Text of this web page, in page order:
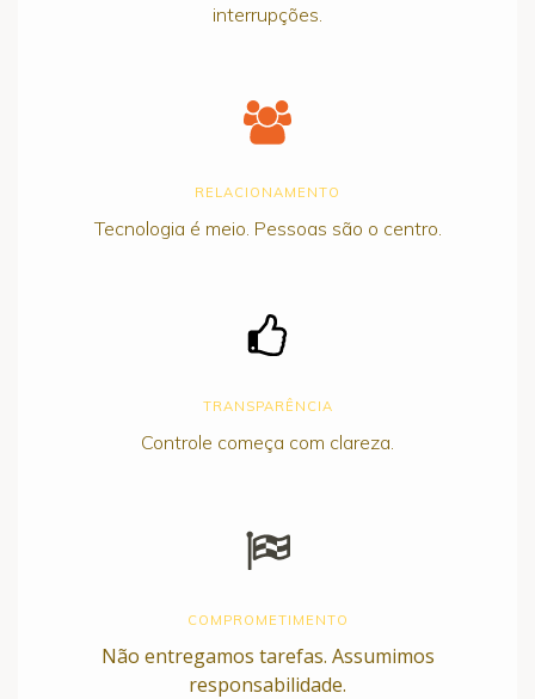
interrupções.
RELACIONAMENTO
Tecnologia é meio. Pessoas são o centro.
TRANSPARÊNCIA
Controle começa com clareza.
COMPROMETIMENTO
Não entregamos tarefas. Assumimos
responsabilidade.